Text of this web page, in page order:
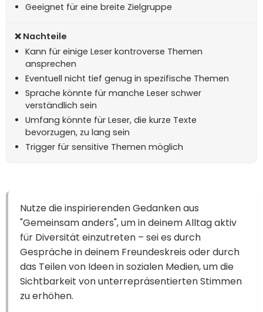
Geeignet für eine breite Zielgruppe
Kann für einige Leser kontroverse Themen
ansprechen
Eventuell nicht tief genug in spezifische Themen
Sprache könnte für manche Leser schwer
verständlich sein
Umfang könnte für Leser, die kurze Texte
bevorzugen, zu lang sein
Trigger für sensitive Themen möglich
Nutze die inspirierenden Gedanken aus
"Gemeinsam anders", um in deinem Alltag aktiv
für Diversität einzutreten – sei es durch
Gespräche in deinem Freundeskreis oder durch
das Teilen von Ideen in sozialen Medien, um die
Sichtbarkeit von unterrepräsentierten Stimmen
zu erhöhen.